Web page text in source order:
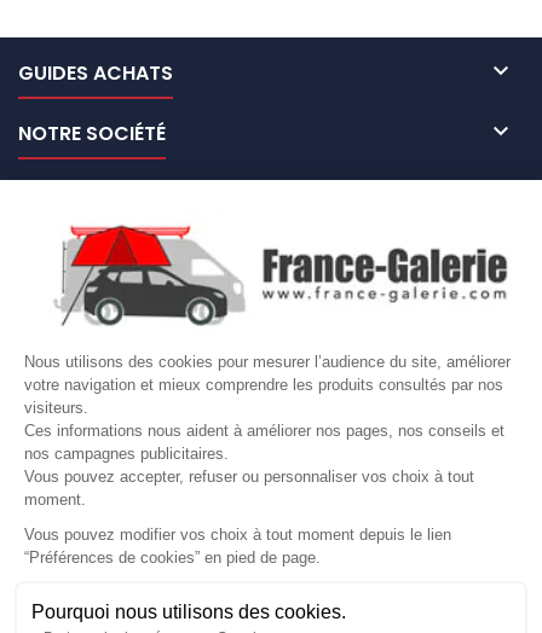
Nous utilisons des cookies pour mesurer l’audience du site, améliorer
votre navigation et mieux comprendre les produits consultés par nos
visiteurs.
Ces informations nous aident à améliorer nos pages, nos conseils et
nos campagnes publicitaires.
Vous pouvez accepter, refuser ou personnaliser vos choix à tout
moment.
Vous pouvez modifier vos choix à tout moment depuis le lien
“Préférences de cookies” en pied de page.
Pourquoi nous utilisons des cookies.
Gérer mes cookies
GUIDES ACHATS 
NOTRE SOCIÉTÉ 
VOTRE COMPTE 
Site protégé par reCAPTCHA.
LETTRE D'INFORMATIONS
© Copyright 2026 France Galerie. Tous droits reservés.